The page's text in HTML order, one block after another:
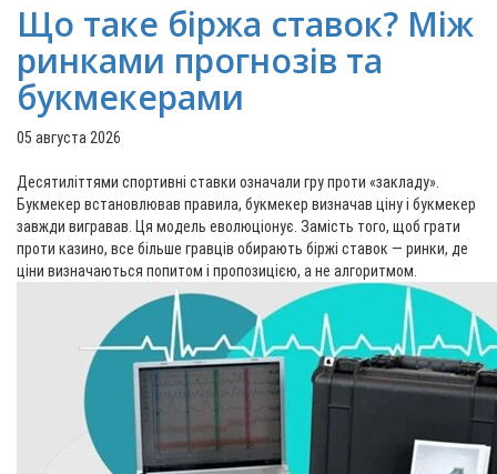
Що таке біржа ставок? Між
ринками прогнозів та
букмекерами
05 августа 2026
Десятиліттями спортивні ставки означали гру проти «закладу».
Букмекер встановлював правила, букмекер визначав ціну і букмекер
завжди вигравав. Ця модель еволюціонує. Замість того, щоб грати
проти казино, все більше гравців обирають біржі ставок — ринки, де
ціни визначаються попитом і пропозицією, а не алгоритмом.